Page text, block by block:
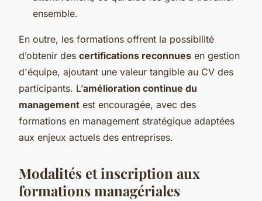
ensemble.
En outre, les formations offrent la possibilité
d’obtenir des certifications reconnues en gestion
d'équipe, ajoutant une valeur tangible au CV des
participants. L’amélioration continue du
management est encouragée, avec des
formations en management stratégique adaptées
aux enjeux actuels des entreprises.
Modalités et inscription aux
formations managériales